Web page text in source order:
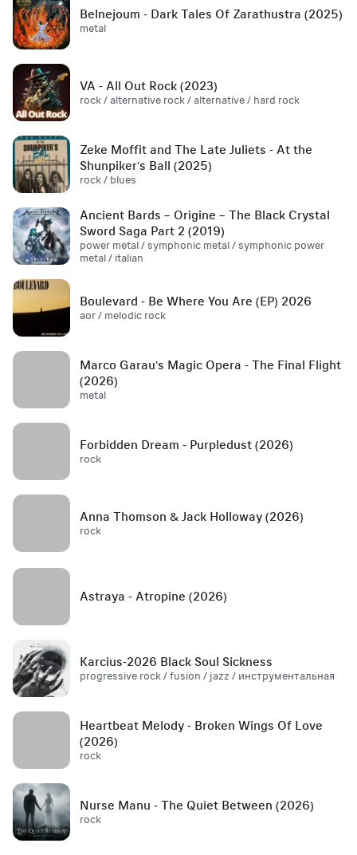
Belnejoum - Dark Tales Of Zarathustra (2025)
metal
VA - All Out Rock (2023)
rock / alternative rock / alternative / hard rock
Zeke Moffit and The Late Juliets - At the
Shunpiker's Ball (2025)
rock / blues
Ancient Bards – Origine – The Black Crystal
Sword Saga Part 2 (2019)
power metal / symphonic metal / symphonic power
metal / italian
Boulevard - Be Where You Are (EP) 2026
aor / melodic rock
Marco Garau's Magic Opera - The Final Flight
(2026)
metal
Forbidden Dream - Purpledust (2026)
rock
Anna Thomson & Jack Holloway (2026)
rock
Astraya - Atropine (2026)
Karcius-2026 Black Soul Sickness
progressive rock / fusion / jazz / инструментальная
Heartbeat Melody - Broken Wings Of Love
(2026)
rock
Nurse Manu - The Quiet Between (2026)
rock